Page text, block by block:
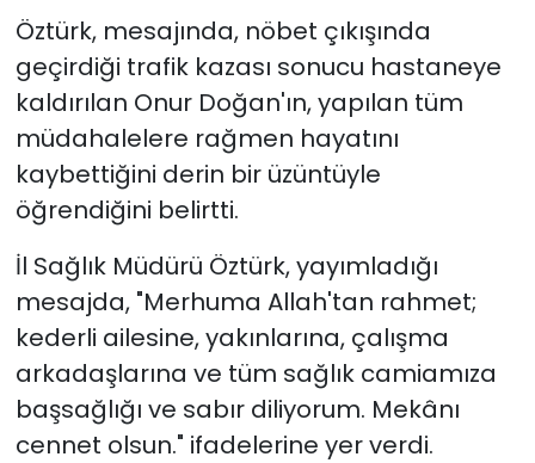
Öztürk, mesajında, nöbet çıkışında
geçirdiği trafik kazası sonucu hastaneye
kaldırılan Onur Doğan'ın, yapılan tüm
müdahalelere rağmen hayatını
kaybettiğini derin bir üzüntüyle
öğrendiğini belirtti.
İl Sağlık Müdürü Öztürk, yayımladığı
mesajda, "Merhuma Allah'tan rahmet;
kederli ailesine, yakınlarına, çalışma
arkadaşlarına ve tüm sağlık camiamıza
başsağlığı ve sabır diliyorum. Mekânı
cennet olsun." ifadelerine yer verdi.